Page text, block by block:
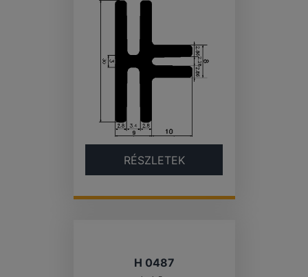
RÉSZLETEK
H 0487